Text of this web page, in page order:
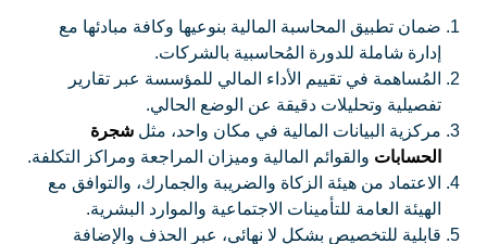
ضمان تطبيق المحاسبة المالية بنوعيها وكافة مبادئها مع
إدارة شاملة للدورة المُحاسبية بالشركات.
المُساهمة في تقييم الأداء المالي للمؤسسة عبر تقارير
تفصيلية وتحليلات دقيقة عن الوضع الحالي.
مركزية البيانات المالية في مكان واحد، مثلشجرة
الحسابات والقوائم المالية وميزان المراجعة ومراكز التكلفة.
الاعتماد من هيئة الزكاة والضريبة والجمارك، والتوافق مع
الهيئة العامة للتأمينات الاجتماعية والموارد البشرية.
قابلية للتخصيص بشكل لا نهائي، عبر الحذف والإضافة